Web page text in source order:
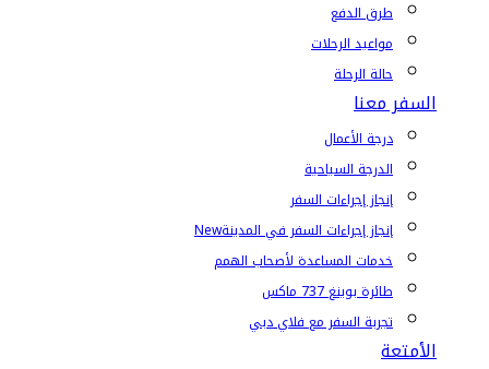
طرق الدفع
مواعيد الرحلات
حالة الرحلة
السفر معنا
درجة الأعمال
الدرجة السياحية
إنجاز إجراءات السفر
إنجاز إجراءات السفر في المدينةNew
خدمات المساعدة لأصحاب الهمم
طائرة بوينغ 737 ماكس
تجربة السفر مع فلاي دبي
الأمتعة